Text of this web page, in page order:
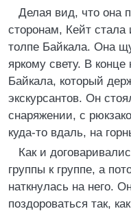
Делая вид, что она
сторонам, Кейт
толпе Байкала. Она
яркому свету. В
Байкала, который
экскурсантов. Он
снаряжении, с
куда-то вдаль, на
Как и
группы к группе, а
наткнулась на него.
поздороваться так,